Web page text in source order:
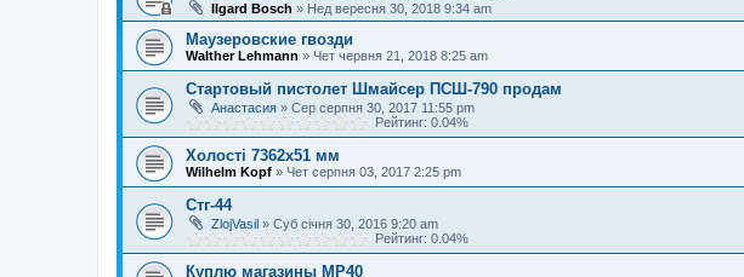
Ilgard Bosch » Нед вересня 30, 2018 9:34 am
Маузеровские гвозди
Walther Lehmann » Чет червня 21, 2018 8:25 am
Стартовый пистолет Шмайсер ПСШ-790 продам
Анастасия » Сер серпня 30, 2017 11:55 pm
Рейтинг: 0.04%
Холості 7362х51 мм
Wilhelm Kopf » Чет серпня 03, 2017 2:25 pm
Стг-44
ZlojVasil » Суб січня 30, 2016 9:20 am
Рейтинг: 0.04%
Куплю магазины МР40